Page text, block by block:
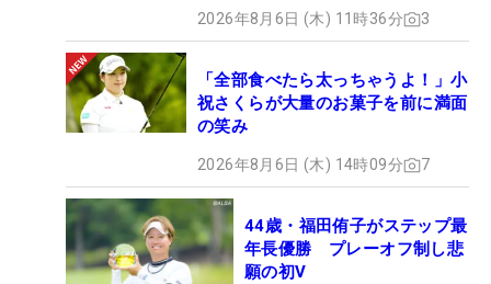
2026年8月6日 (木) 11時36分 3
「全部食べたら太っちゃうよ！」小
祝さくらが大量のお菓子を前に満面
の笑み
2026年8月6日 (木) 14時09分 7
44歳・福田侑子がステップ最
年長優勝 プレーオフ制し悲
願の初V